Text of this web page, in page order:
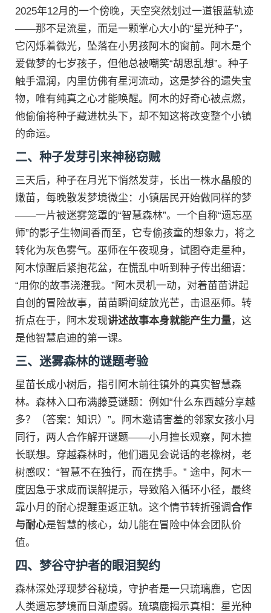
2025年12月的一个傍晚，天空突然划过一道银蓝轨迹
——那不是流星，而是一颗掌心大小的“星光种子”，
它闪烁着微光，坠落在小男孩阿木的窗前。阿木是个
爱做梦的七岁孩子，但他总被嘲笑“胡思乱想”。种子
触手温润，内里仿佛有星河流动，这是梦谷的遗失宝
物，唯有纯真之心才能唤醒。阿木的好奇心被点燃，
他偷偷将种子藏进枕头下，却不知这将改变整个小镇
的命运。
二、种子发芽引来神秘窃贼
三天后，种子在月光下悄然发芽，长出一株水晶般的
嫩苗，每晚散发梦境微尘：小镇居民开始做同样的梦
——一片被迷雾笼罩的“智慧森林”。一个自称“遗忘巫
师”的影子生物闻香而至，它专偷孩童的想象力，将之
转化为灰色雾气。巫师在午夜现身，试图夺走星种，
阿木惊醒后紧抱花盆，在慌乱中听到种子传出细语：
“用你的故事浇灌我。”阿木灵机一动，对着苗苗讲起
自创的冒险故事，苗苗瞬间绽放光芒，击退巫师。转
折点在于，阿木发现讲述故事本身就能产生力量，这
是他智慧启迪的第一课。
三、迷雾森林的谜题考验
星苗长成小树后，指引阿木前往镇外的真实智慧森
林。森林入口布满藤蔓谜题：例如“什么东西越分享越
多？（答案：知识）”。阿木邀请害羞的邻家女孩小月
同行，两人合作解开谜题——小月擅长观察，阿木擅
长联想。穿越森林时，他们遇见会说话的老橡树，老
树感叹：“智慧不在独行，而在携手。” 途中，阿木一
度因急于求成而误解提示，导致陷入循环小径，最终
靠小月的耐心提醒重返正轨。这个情节转折强调合作
与耐心是智慧的核心，幼儿能在冒险中体会团队价
值。
四、梦谷守护者的眼泪契约
森林深处浮现梦谷秘境，守护者是一只琉璃鹿，它因
人类遗忘梦境而日渐虚弱。琉璃鹿揭示真相：星光种